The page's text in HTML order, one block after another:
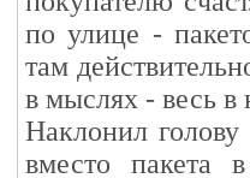
по улице -
там
в мыслях - весь в
Наклонил
вместо пакета